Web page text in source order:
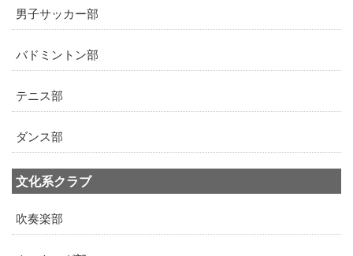
男子サッカー部
バドミントン部
テニス部
ダンス部
文化系クラブ
吹奏楽部